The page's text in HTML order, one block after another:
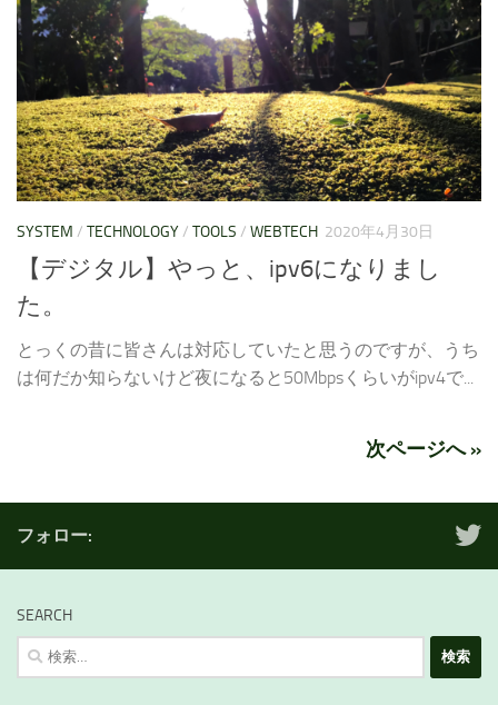
SYSTEM / TECHNOLOGY/ TOOLS / WEBTECH 2020年4月30日
【デジタル】やっと、ipv6になりまし
た。
とっくの昔に皆さんは対応していたと思うのですが、うち
は何だか知らないけど夜になると50Mbpsくらいがipv4で...
次ページへ »
フォロー:
SEARCH
検
索: